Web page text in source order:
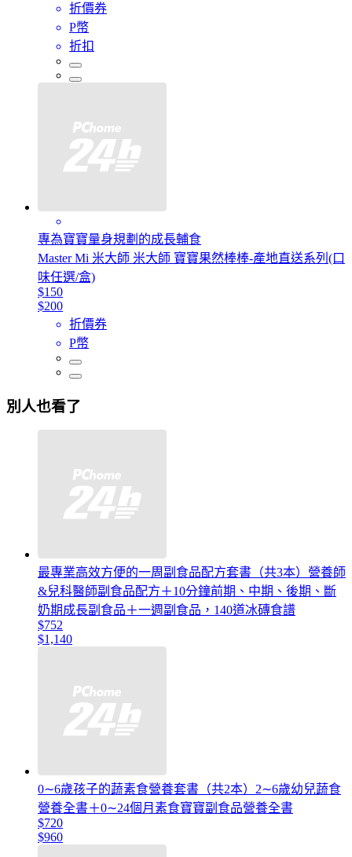
折價券
P幣
折扣
專為寶寶量身規劃的成長輔食
Master Mi 米大師 米大師 寶寶果然棒棒-產地直送系列(口
味任選/盒)
$150
$200
折價券
P幣
別人也看了
最專業高效方便的一周副食品配方套書（共3本）營養師
&兒科醫師副食品配方＋10分鐘前期、中期、後期、斷
奶期成長副食品＋一週副食品，140道冰磚食譜
$752
$1,140
0∼6歲孩子的蔬素食營養套書（共2本）2∼6歲幼兒蔬食
營養全書＋0∼24個月素食寶寶副食品營養全書
$720
$960